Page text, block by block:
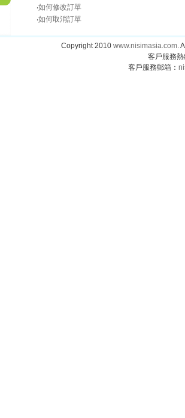
‧如何修改訂單
‧如何取消訂單
Copyright 2010 www.nisimasia.com.
客戶服務
客戶服務郵箱：